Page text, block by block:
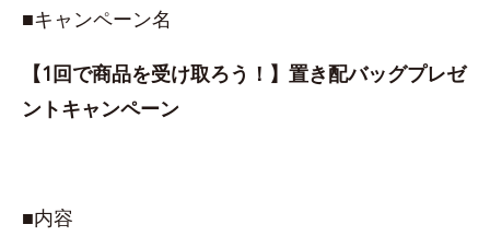
■キャンペーン名
【1回で商品を受け取ろう！】置き配バッグプレゼ
ントキャンペーン
■内容